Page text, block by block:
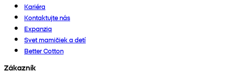
Kariéra
Kontaktujte nás
Expanzia
Svet mamičiek a detí
Better Cotton
Zákazník